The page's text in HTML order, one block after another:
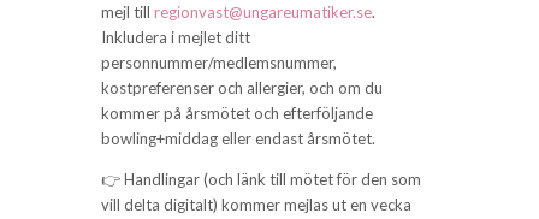
mejl till regionvast@ungareumatiker.se.
Inkludera i mejlet ditt
personnummer/medlemsnummer,
kostpreferenser och allergier, och om du
kommer på årsmötet och efterföljande
bowling+middag eller endast årsmötet.
👉 Handlingar (och länk till mötet för den som
vill delta digitalt) kommer mejlas ut en vecka